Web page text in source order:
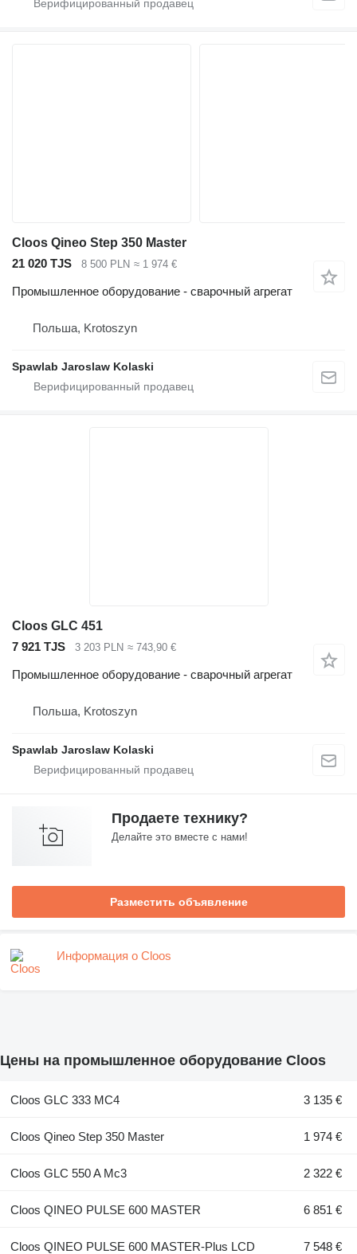
Cloos Qineo Step 350 Master
21 020 TJS
8 500 PLN ≈ 1 974 €
Промышленное оборудование - сварочный агрегат
Польша, Krotoszyn
Spawlab Jaroslaw Kolaski
Cloos GLC 451
7 921 TJS
3 203 PLN ≈ 743,90 €
Промышленное оборудование - сварочный агрегат
Польша, Krotoszyn
Spawlab Jaroslaw Kolaski
Продаете технику?
Делайте это вместе с нами!
Разместить объявление
Информация о Cloos
Цены на промышленное оборудование Cloos
Cloos GLC 333 MC4 3 135 €
Cloos Qineo Step 350 Master 1 974 €
Cloos GLC 550 A Mc3 2 322 €
Cloos QINEO PULSE 600 MASTER 6 851 €
Cloos QINEO PULSE 600 MASTER-Plus LCD 7 548 €